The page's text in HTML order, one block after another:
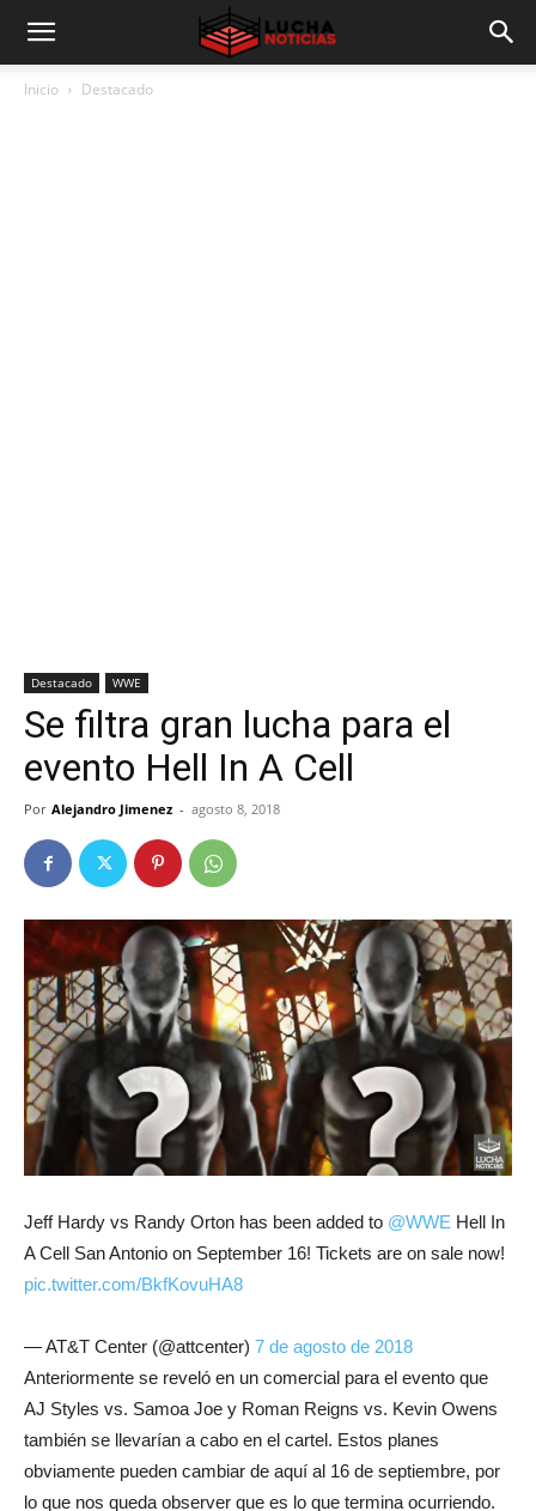
Inicio Destacado
Destacado WWE
Se filtra gran lucha para el
evento Hell In A Cell
Por Alejandro Jimenez - agosto 8, 2018
Jeff Hardy vs Randy Orton has been added to @WWE Hell In
A Cell San Antonio on September 16! Tickets are on sale now!
pic.twitter.com/BkfKovuHA8
— AT&T Center (@attcenter) 7 de agosto de 2018
Anteriormente se reveló en un comercial para el evento que
AJ Styles vs. Samoa Joe y Roman Reigns vs. Kevin Owens
también se llevarían a cabo en el cartel. Estos planes
obviamente pueden cambiar de aquí al 16 de septiembre, por
lo que nos queda observer que es lo que termina ocurriendo.